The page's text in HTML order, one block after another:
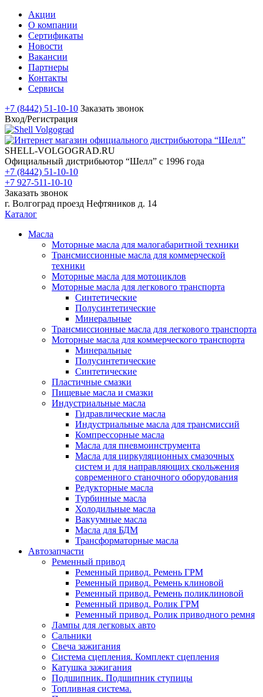
Акции
О компании
Сертификаты
Новости
Вакансии
Партнеры
Контакты
Сервисы
+7 (8442) 51-10-10 Заказать звонок
Вход/Регистрация
SHELL-VOLGOGRAD.RU
Официальный дистрибьютор “Шелл” с 1996 года
+7 (8442) 51-10-10
+7 927-511-10-10
Заказать звонок
г. Волгоград проезд Нефтяников д. 14
Каталог
Масла
Моторные масла для малогабаритной техники
Трансмиссионные масла для коммерческой
техники
Моторные масла для мотоциклов
Моторные масла для легкового транспорта
Синтетические
Полусинтетические
Минеральные
Трансмиссионные масла для легкового транспорта
Моторные масла для коммерческого транспорта
Минеральные
Полусинтетические
Синтетические
Пластичные смазки
Пищевые масла и смазки
Индустриальные масла
Гидравлические масла
Индустриальные масла для трансмиссий
Компрессорные масла
Масла для пневмоинструмента
Масла для циркуляционных смазочных
систем и для направляющих скольжения
современного станочного оборудования
Редукторные масла
Турбинные масла
Холодильные масла
Вакуумные масла
Масла для БДМ
Трансформаторные масла
Автозапчасти
Ременный привод
Ременный привод. Ремень ГРМ
Ременный привод. Ремень клиновой
Ременный привод. Ремень поликлиновой
Ременный привод. Ролик ГРМ
Ременный привод. Ролик приводного ремня
Лампы для легковых авто
Сальники
Свеча зажигания
Система сцепления. Комплект сцепления
Катушка зажигания
Подшипник. Подшипник ступицы
Топливная система.